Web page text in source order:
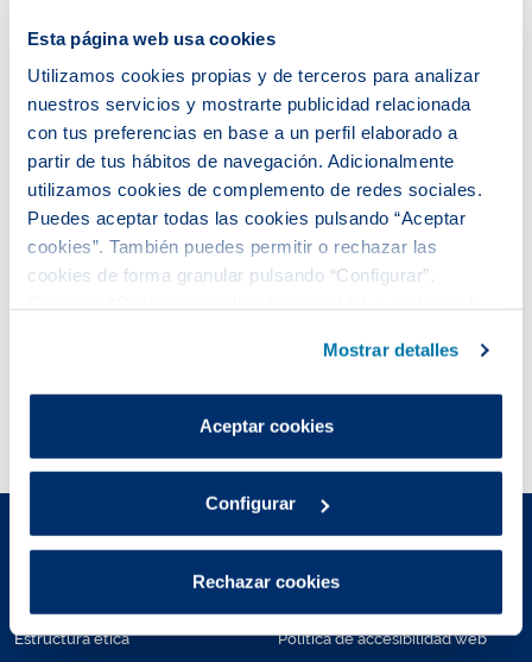
Esta página web usa cookies
Utilizamos cookies propias y de terceros para analizar
nuestros servicios y mostrarte publicidad relacionada
con tus preferencias en base a un perfil elaborado a
partir de tus hábitos de navegación. Adicionalmente
utilizamos cookies de complemento de redes sociales.
Puedes aceptar todas las cookies pulsando “Aceptar
cookies”. También puedes permitir o rechazar las
cookies de forma granular pulsando “Configurar”.
son indispensables para que el sitio web funcione y que
por tanto no se pueden desactivar.
Puedes consultar más información en nuestra
Mostrar detalles
Aceptar cookies
Configurar
Rechazar cookies
2022: 0,6
2024: 0,6
Proyectos propios y otros
2022: 2,2
2023: 1,8
2024: 2,1
(*) Importes contabilizados: en dinero, tiempo de trabajo,
especia y gastos de gestión.
El incremento en proyectos propios y otros se debe a la
entrada de nuevos proyectos en el marco del nuevo
plan de acción social, mientras que la reducción de la
Aviso legal
Estructura ética
Políticas de privacidad
Política de accesibilidad web